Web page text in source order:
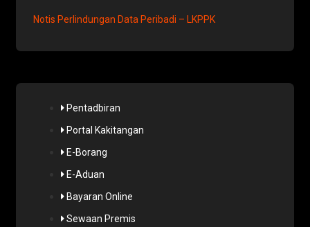
Notis Perlindungan Data Peribadi – LKPPK
Pentadbiran
Portal Kakitangan
E-Borang
E-Aduan
Bayaran Online
Sewaan Premis